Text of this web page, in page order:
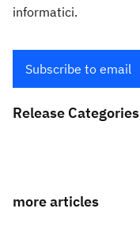
informatici.
Subscribe to email
Release Categories
more articles